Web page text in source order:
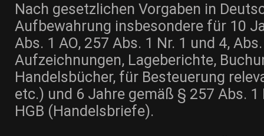
Nach gesetzlichen Vorgaben in
Aufbewahrung insbesondere für 10
Abs. 1 AO, 257 Abs. 1 Nr. 1 und 4,
Aufzeichnungen, Lageberichte,
Handelsbücher, für Besteuerung
etc.) und 6 Jahre gemäß § 257 Abs. 1
HGB (Handelsbriefe).